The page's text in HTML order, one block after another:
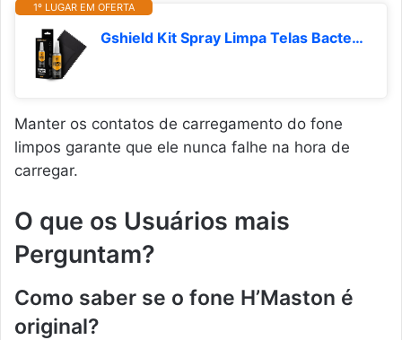
1º LUGAR EM OFERTA
Gshield Kit Spray Limpa Telas Bactericida com Flanela de Microfibra para Limpeza de Celular, Notebook, TV, Tablet, Óculos, Legalizado ANVISA, Grip Clean (30ml)
Manter os contatos de carregamento do fone
limpos garante que ele nunca falhe na hora de
carregar.
O que os Usuários mais
Perguntam?
Como saber se o fone H’Maston é
original?